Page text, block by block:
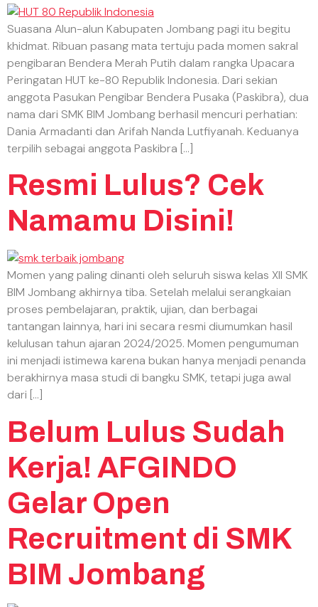
Suasana Alun-alun Kabupaten Jombang pagi itu begitu
khidmat. Ribuan pasang mata tertuju pada momen sakral
pengibaran Bendera Merah Putih dalam rangka Upacara
Peringatan HUT ke-80 Republik Indonesia. Dari sekian
anggota Pasukan Pengibar Bendera Pusaka (Paskibra), dua
nama dari SMK BIM Jombang berhasil mencuri perhatian:
Dania Armadanti dan Arifah Nanda Lutfiyanah. Keduanya
terpilih sebagai anggota Paskibra […]
Resmi Lulus? Cek
Namamu Disini!
Momen yang paling dinanti oleh seluruh siswa kelas XII SMK
BIM Jombang akhirnya tiba. Setelah melalui serangkaian
proses pembelajaran, praktik, ujian, dan berbagai
tantangan lainnya, hari ini secara resmi diumumkan hasil
kelulusan tahun ajaran 2024/2025. Momen pengumuman
ini menjadi istimewa karena bukan hanya menjadi penanda
berakhirnya masa studi di bangku SMK, tetapi juga awal
dari […]
Belum Lulus Sudah
Kerja! AFGINDO
Gelar Open
Recruitment di SMK
BIM Jombang